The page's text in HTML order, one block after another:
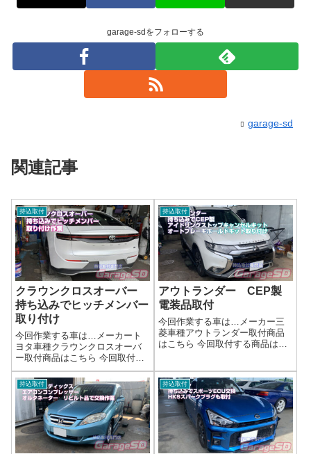
garage-sdをフォローする
garage-sd
関連記事
持込取付
クラウンクロスオーバー
持ち込みでヒッチメンバー
取り付け
今回作業する車は…メーカート
ヨタ車種クラウンクロスオーバ
ー取付商品はこちら 今回取付す
る商品は…持ち込みヒッチメン
バー作業写真取り付け作業完了
です(^_-)-☆作業完了ヒッチメン
バー取付はガレージＳＤにお任
せください(^^)/作業時間(目安...
持込取付
アウトランダー CEP製
電装品取付
今回作業する車は…メーカー三
菱車種アウトランダー取付商品
はこちら 今回取付する商品は…
ーキホールドキット作業写真配
線加工で完了です作業完了持ち
込みで電装品取付はガレージＳ
Ｄにお任せく...
持込取付 持込取付